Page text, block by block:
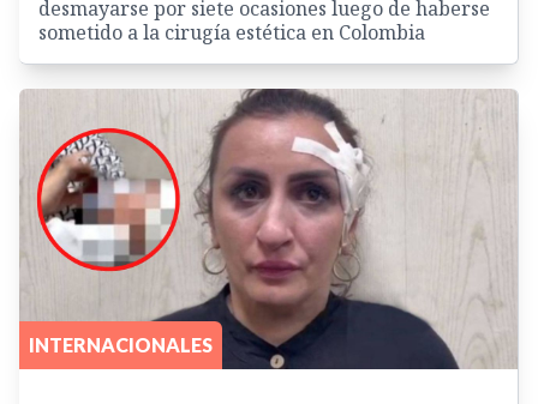
desmayarse por siete ocasiones luego de haberse
sometido a la cirugía estética en Colombia
INTERNACIONALES